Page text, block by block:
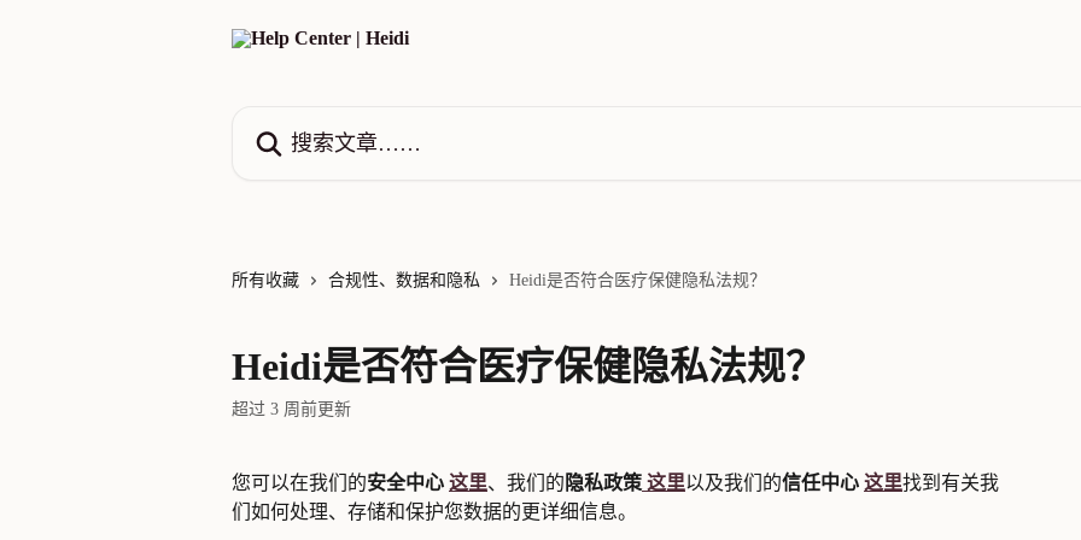
所有收藏 合规性、数据和隐私 Heidi是否符合医疗保健隐私法规？
Heidi是否符合医疗保健隐私法规？
超过 3 周前更新
您可以在我们的安全中心 这里、我们的 隐私政策 这里以及我们的信任中心 这里找到有关我
们如何处理、存储和保护您数据的更详细信息。